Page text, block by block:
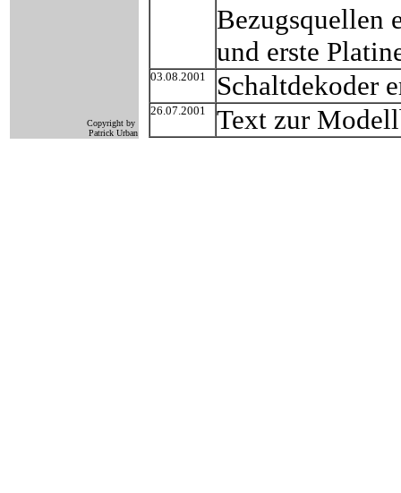
Bezugsquellen
und erste
03.08.2001 Schaltdekoder
26.07.2001 Text zur
Copyright by
Patrick Urban